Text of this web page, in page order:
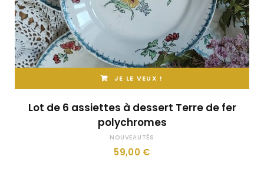
JE LE VEUX !
Lot de 6 assiettes à dessert Terre de fer
polychromes
NOUVEAUTÉS
59,00 €